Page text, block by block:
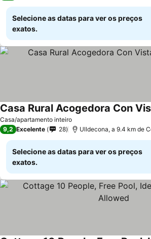
Selecione as datas para ver os preços
exatos.
Casa/apartamento inteiro
9,2 Excelente 28 Ulldecona, a 9.4 km de
Selecione as datas para ver os preços
exatos.